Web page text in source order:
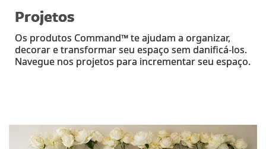
Projetos
Os produtos Command™ te ajudam a organizar,
decorar e transformar seu espaço sem danificá-los.
Navegue nos projetos para incrementar seu espaço.